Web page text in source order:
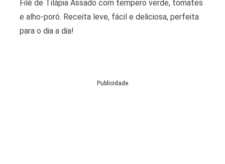
Filé de Tilápia Assado com tempero verde, tomates
e alho-poró. Receita leve, fácil e deliciosa, perfeita
para o dia a dia!
Publicidade